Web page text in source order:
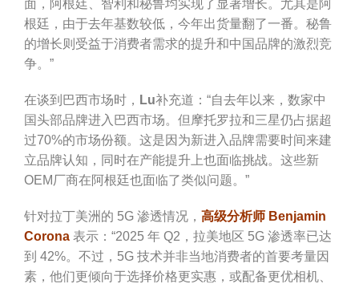
面，阿根廷、智利和秘鲁均实现了显著增长。尤其是阿
根廷，由于去年基数较低，今年出货量翻了一番。秘鲁
的增长则受益于消费者需求的提升和中国品牌的激烈竞
争。”
在谈到巴西市场时， Lu补充道：“自去年以来，数家中
国头部品牌进入巴西市场。但摩托罗拉和三星仍占据超
过70%的市场份额。这是因为新进入品牌需要时间来建
立品牌认知，同时在产能提升上也面临挑战。这些新
OEM厂商在阿根廷也面临了类似问题。”
针对拉丁美洲的 5G 渗透情况， 高级分析师 Benjamin
Corona 表示：“2025 年 Q2，拉美地区 5G 渗透率已达
到 42%。不过，5G 技术并非当地消费者的首要考量因
素，他们更倾向于选择价格更实惠，或配备更优相机、